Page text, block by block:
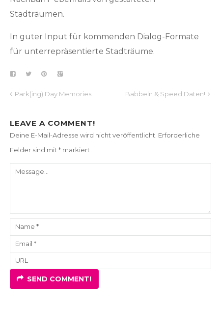
Stadträumen.
In guter Input für kommenden Dialog-Formate
für unterrepräsentierte Stadträume.
Park(ing) Day Memories Babbeln & Speed Daten!
LEAVE A COMMENT!
Deine E-Mail-Adresse wird nicht veröffentlicht. Erforderliche
Felder sind mit * markiert
SEND COMMENT!